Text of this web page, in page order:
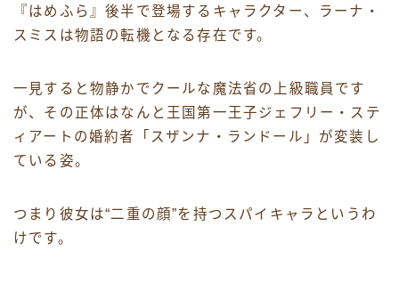
『はめふら』後半で登場するキャラクター、ラーナ・
スミスは物語の転機となる存在です。
一見すると物静かでクールな魔法省の上級職員です
が、その正体はなんと王国第一王子ジェフリー・ステ
ィアートの婚約者「スザンナ・ランドール」が変装し
ている姿。
つまり彼女は“二重の顔”を持つスパイキャラというわ
けです。